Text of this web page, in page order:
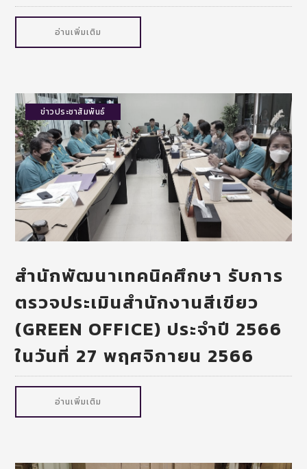
อ่านเพิ่มเติม
ข่าวประชาสัมพันธ์
สำนักพัฒนาเทคนิคศึกษา รับการ
ตรวจประเมินสำนักงานสีเขียว
(GREEN OFFICE) ประจำปี 2566
ในวันที่ 27 พฤศจิกายน 2566
อ่านเพิ่มเติม